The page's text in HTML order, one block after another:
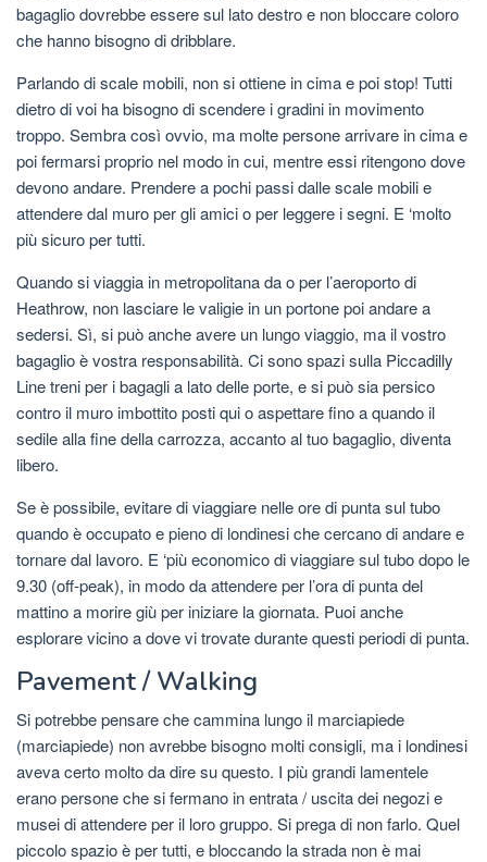
bagaglio dovrebbe essere sul lato destro e non bloccare coloro
che hanno bisogno di dribblare.
Parlando di scale mobili, non si ottiene in cima e poi stop! Tutti
dietro di voi ha bisogno di scendere i gradini in movimento
troppo. Sembra così ovvio, ma molte persone arrivare in cima e
poi fermarsi proprio nel modo in cui, mentre essi ritengono dove
devono andare. Prendere a pochi passi dalle scale mobili e
attendere dal muro per gli amici o per leggere i segni. E ‘molto
più sicuro per tutti.
Quando si viaggia in metropolitana da o per l’aeroporto di
Heathrow, non lasciare le valigie in un portone poi andare a
sedersi. Sì, si può anche avere un lungo viaggio, ma il vostro
bagaglio è vostra responsabilità. Ci sono spazi sulla Piccadilly
Line treni per i bagagli a lato delle porte, e si può sia persico
contro il muro imbottito posti qui o aspettare fino a quando il
sedile alla fine della carrozza, accanto al tuo bagaglio, diventa
libero.
Se è possibile, evitare di viaggiare nelle ore di punta sul tubo
quando è occupato e pieno di londinesi che cercano di andare e
tornare dal lavoro. E ‘più economico di viaggiare sul tubo dopo le
9.30 (off-peak), in modo da attendere per l’ora di punta del
mattino a morire giù per iniziare la giornata. Puoi anche
esplorare vicino a dove vi trovate durante questi periodi di punta.
Pavement / Walking
Si potrebbe pensare che cammina lungo il marciapiede
(marciapiede) non avrebbe bisogno molti consigli, ma i londinesi
aveva certo molto da dire su questo. I più grandi lamentele
erano persone che si fermano in entrata / uscita dei negozi e
musei di attendere per il loro gruppo. Si prega di non farlo. Quel
piccolo spazio è per tutti, e bloccando la strada non è mai